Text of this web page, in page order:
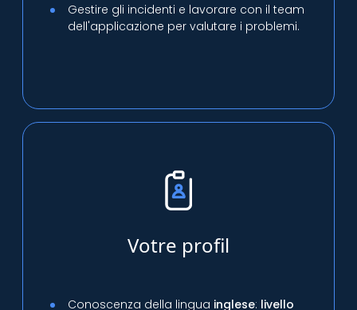
Gestire gli incidenti e lavorare con il team
dell'applicazione per valutare i problemi.
Votre profil
Conoscenza della lingua inglese: livello